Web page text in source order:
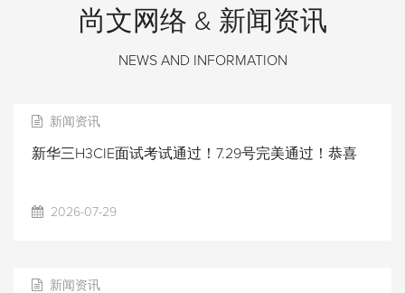
尚文网络 & 新闻资讯
NEWS AND INFORMATION
新闻资讯
新华三H3CIE面试考试通过！7.29号完美通过！恭喜
2026-07-29
新闻资讯